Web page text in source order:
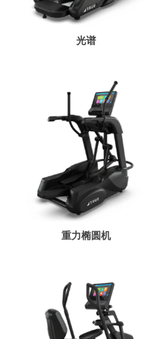
光谱
重力椭圆机